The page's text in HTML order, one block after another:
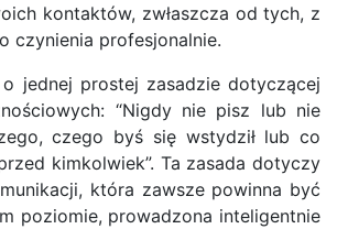
kontaktów, zwłaszcza od tych, z
czynienia profesjonalnie.
jednej prostej zasadzie dotyczącej
“Nigdy nie pisz lub nie
czego byś się wstydził lub co
kimkolwiek”. Ta zasada dotyczy
która zawsze powinna być
poziomie, prowadzona inteligentnie